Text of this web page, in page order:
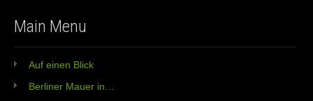
Main Menu
Auf einen Blick
Berliner Mauer in…